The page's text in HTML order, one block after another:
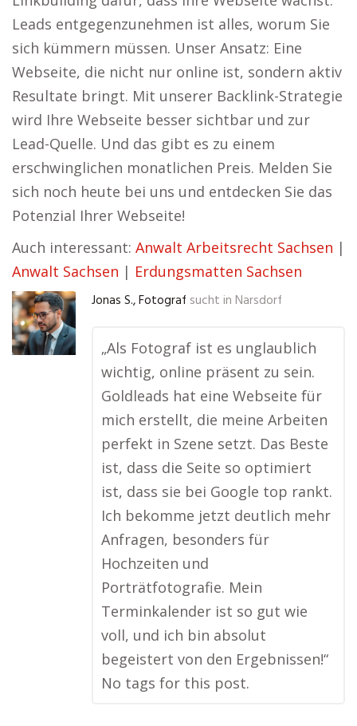
Leads entgegenzunehmen ist alles, worum Sie
sich kümmern müssen. Unser Ansatz: Eine
Webseite, die nicht nur online ist, sondern aktiv
Resultate bringt. Mit unserer Backlink-Strategie
wird Ihre Webseite besser sichtbar und zur
Lead-Quelle. Und das gibt es zu einem
erschwinglichen monatlichen Preis. Melden Sie
sich noch heute bei uns und entdecken Sie das
Potenzial Ihrer Webseite!
Auch interessant: Anwalt Arbeitsrecht Sachsen |
Anwalt Sachsen | Erdungsmatten Sachsen
Jonas S., Fotograf sucht in Narsdorf
„Als Fotograf ist es unglaublich
wichtig, online präsent zu sein.
Goldleads hat eine Webseite für
mich erstellt, die meine Arbeiten
perfekt in Szene setzt. Das Beste
ist, dass die Seite so optimiert
ist, dass sie bei Google top rankt.
Ich bekomme jetzt deutlich mehr
Anfragen, besonders für
Hochzeiten und
Porträtfotografie. Mein
Terminkalender ist so gut wie
voll, und ich bin absolut
begeistert von den Ergebnissen!“
No tags for this post.